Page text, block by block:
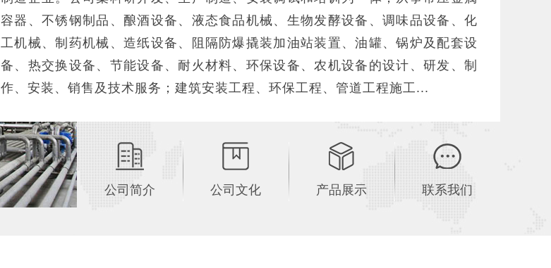
容器、不锈钢制品、酿酒设备、液态食品机械、生物发酵设备、调味品设备、化
工机械、制药机械、造纸设备、阻隔防爆撬装加油站装置、油罐、锅炉及配套设
备、热交换设备、节能设备、耐火材料、环保设备、农机设备的设计、研发、制
作、安装、销售及技术服务；建筑安装工程、环保工程、管道工程施工...
公司简介 公司文化 产品展示 联系我们